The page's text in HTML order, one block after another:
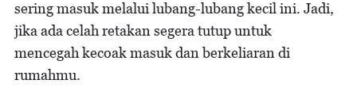
sering masuk melalui lubang-lubang kecil ini. Jadi,
jika ada celah retakan segera tutup untuk
mencegah kecoak masuk dan berkeliaran di
rumahmu.